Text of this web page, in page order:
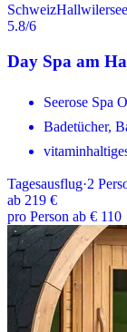
SchweizHallwilersee
5.8/6
Day Spa am
Seerose Spa
Badetücher,
Tagesausflug·2
ab 219 €
pro Person ab € 110